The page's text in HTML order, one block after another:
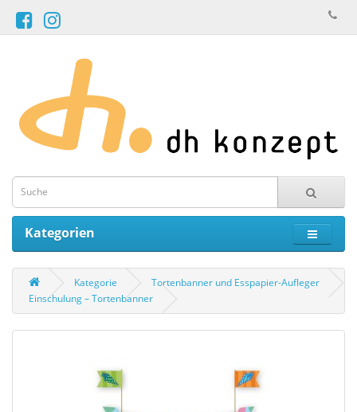
Kategorien
Kategorie
Tortenbanner und Esspapier-Aufleger
Einschulung – Tortenbanner